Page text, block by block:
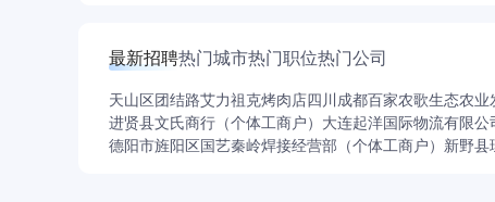
最新招聘热门城市热门职位热门公司
天山区团结路艾力祖克烤肉店四川成都百家农歌生态农业
进贤县文氏商行（个体工商户） 大连起洋国际物流有限公
德阳市旌阳区国艺秦岭焊接经营部（个体工商户） 新野县